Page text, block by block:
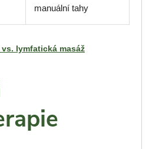
manuální tahy
lymfatická masáž